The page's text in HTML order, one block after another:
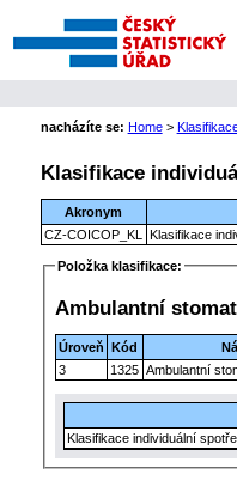
nacházíte se: Home>
Klasifikace
Akronym
CZ-COICOP_KL
Klasifikace
Položka klasifikace:
Ambulantní
Úroveň Kód
3
1325 Ambulantní
Klasifikace individuální